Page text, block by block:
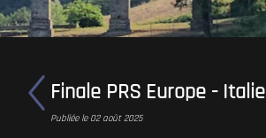
Finale PRS Europe - Italie
Publiée le 02 août 2025